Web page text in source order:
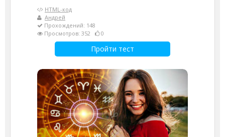
HTML-код
Андрей
Прохождений: 148
Просмотров: 352
0
Пройти тест